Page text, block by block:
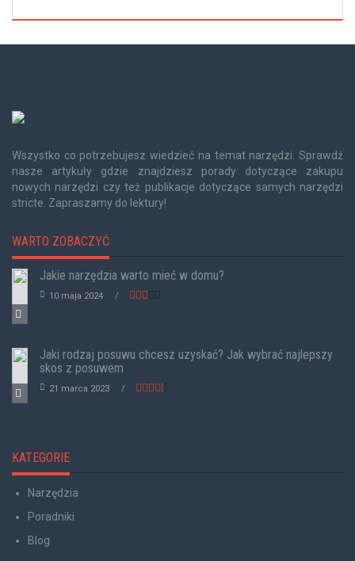
Wszystko co potrzebujesz wiedzieć na temat narzędzi. Sprawdź
nasze artykuły gdzie znajdziesz porady dotyczące zakupu
nowych narzędzi czy też publikacje dotyczące samych narzędzi
stricte. Zapraszamy do lektury!
WARTO ZOBACZYĆ
Jakie narzędzia warto mieć w domu?
10 maja 2024
Jaki rodzaj posuwu chcesz uzyskać? Jak wybrać najlepszy
skos z posuwem
21 marca 2023
KATEGORIE
Narzędzia
Poradniki
Blog